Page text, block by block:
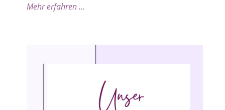
Mehr erfahren …